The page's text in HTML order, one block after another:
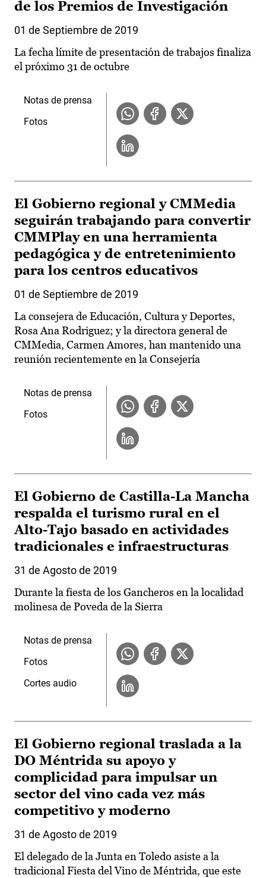
de los Premios de Investigación
01 de Septiembre de 2019
La fecha límite de presentación de trabajos finaliza
el próximo 31 de octubre
Notas de prensa
Fotos
El Gobierno regional y CMMedia
seguirán trabajando para convertir
CMMPlay en una herramienta
pedagógica y de entretenimiento
para los centros educativos
01 de Septiembre de 2019
La consejera de Educación, Cultura y Deportes,
Rosa Ana Rodriguez; y la directora general de
CMMedia, Carmen Amores, han mantenido una
reunión recientemente en la Consejería
Notas de prensa
Fotos
El Gobierno de Castilla-La Mancha
respalda el turismo rural en el
Alto-Tajo basado en actividades
tradicionales e infraestructuras
31 de Agosto de 2019
Durante la fiesta de los Gancheros en la localidad
molinesa de Poveda de la Sierra
Notas de prensa
Fotos
Cortes audio
El Gobierno regional traslada a la
DO Méntrida su apoyo y
complicidad para impulsar un
sector del vino cada vez más
competitivo y moderno
31 de Agosto de 2019
El delegado de la Junta en Toledo asiste a la
tradicional Fiesta del Vino de Méntrida, que este